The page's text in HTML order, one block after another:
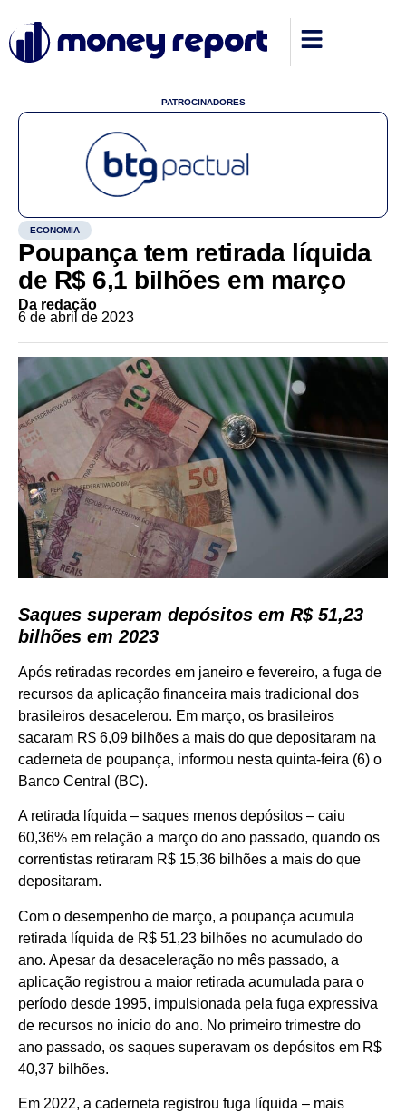
PATROCINADORES
ECONOMIA
Poupança tem retirada líquida
de R$ 6,1 bilhões em março
Da redação
6 de abril de 2023
Saques superam depósitos em R$ 51,23
bilhões em 2023
Após retiradas recordes em janeiro e fevereiro, a fuga de
recursos da aplicação financeira mais tradicional dos
brasileiros desacelerou. Em março, os brasileiros
sacaram R$ 6,09 bilhões a mais do que depositaram na
caderneta de poupança, informou nesta quinta-feira (6) o
Banco Central (BC).
A retirada líquida – saques menos depósitos – caiu
60,36% em relação a março do ano passado, quando os
correntistas retiraram R$ 15,36 bilhões a mais do que
depositaram.
Com o desempenho de março, a poupança acumula
retirada líquida de R$ 51,23 bilhões no acumulado do
ano. Apesar da desaceleração no mês passado, a
aplicação registrou a maior retirada acumulada para o
período desde 1995, impulsionada pela fuga expressiva
de recursos no início do ano. No primeiro trimestre do
ano passado, os saques superavam os depósitos em R$
40,37 bilhões.
Em 2022, a caderneta registrou fuga líquida – mais